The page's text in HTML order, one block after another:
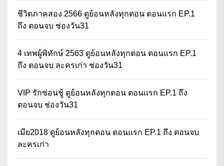
ชีวิตภาคสอง 2566 ดูย้อนหลังทุกตอน ตอนแรก EP.1
ถึง ตอนจบ ช่องวัน31
4 เทพผู้พิทักษ์ 2563 ดูย้อนหลังทุกตอน ตอนแรก EP.1
ถึง ตอนจบ ละครเก่า ช่องวัน31
VIP รักซ่อนชู้ ดูย้อนหลังทุกตอน ตอนแรก EP.1 ถึง
ตอนจบ ช่องวัน31
เมีย2018 ดูย้อนหลังทุกตอน ตอนแรก EP.1 ถึง ตอนจบ
ละครเก่า